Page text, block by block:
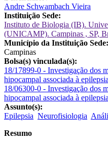
Andre Schwambach Vieira
Instituição Sede:
Instituto de Biologia (IB).
(UNICAMP). Campinas , SP,
Município da Instituição Sede:
Campinas
Bolsa(s) vinculada(s):
18/17899-0 - Investigação dos
hipocampal associada à
18/06300-0 - Investigação dos
hipocampal associada à
Assunto(s):
Epilepsia Neurofisiologia
Resumo